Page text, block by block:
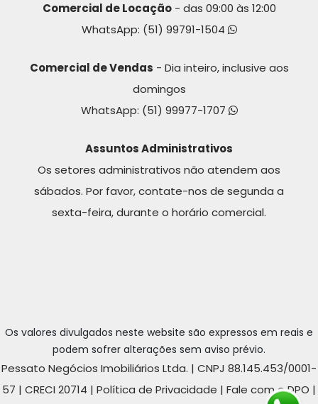
Comercial de Locação- das 09:00 às 12:00
WhatsApp: (51) 99791-1504
Comercial de Vendas - Dia inteiro, inclusive aos
domingos
WhatsApp: (51) 99977-1707
Assuntos Administrativos
Os setores administrativos não atendem aos
sábados. Por favor, contate-nos de segunda a
sexta-feira, durante o horário comercial.
Os valores divulgados neste website são expressos em reais e
podem sofrer alterações sem aviso prévio.
Pessato Negócios Imobiliários Ltda. | CNPJ 88.145.453/0001-
57 | CRECI 20714 | Política de Privacidade | Fale com o DPO |